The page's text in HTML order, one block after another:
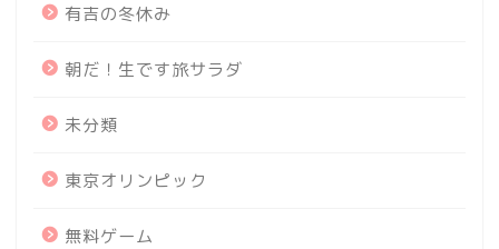
有吉の冬休み
朝だ！生です旅サラダ
未分類
東京オリンピック
無料ゲーム